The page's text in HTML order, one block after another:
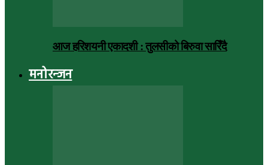
आज हरिशयनी एकादशी : तुलसीको बिरुवा सारिँदै
मनोरन्जन